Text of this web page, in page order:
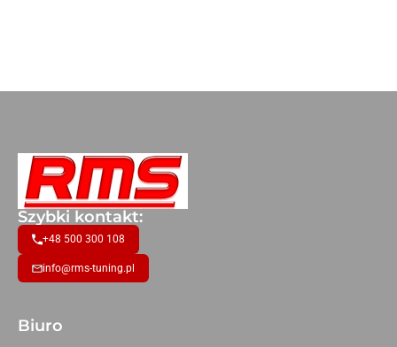
Szybki kontakt:
+48 500 300 108
info@rms-tuning.pl
Biuro